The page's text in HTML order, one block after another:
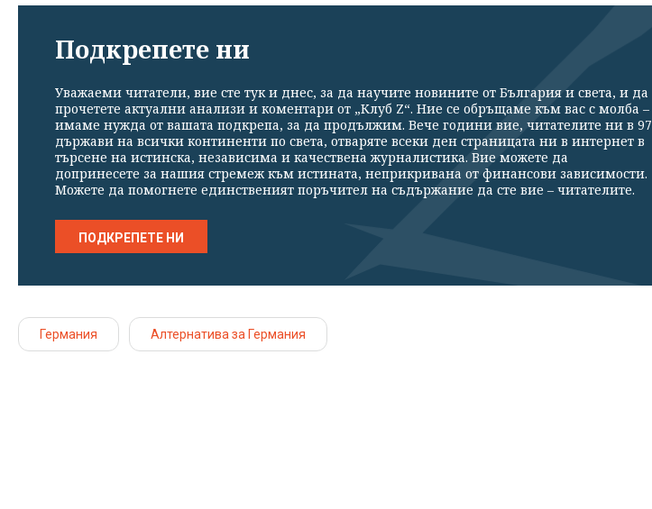
Подкрепете ни
Уважаеми читатели, вие сте тук и днес, за да научите новините от България и света, и да
прочетете актуални анализи и коментари от „Клуб Z“. Ние се обръщаме към вас с молба –
имаме нужда от вашата подкрепа, за да продължим. Вече години вие, читателите ни в 97
държави на всички континенти по света, отваряте всеки ден страницата ни в интернет в
търсене на истинска, независима и качествена журналистика. Вие можете да
допринесете за нашия стремеж към истината, неприкривана от финансови зависимости.
Можете да помогнете единственият поръчител на съдържание да сте вие – читателите.
ПОДКРЕПЕТЕ НИ
Германия Алтернатива за Германия